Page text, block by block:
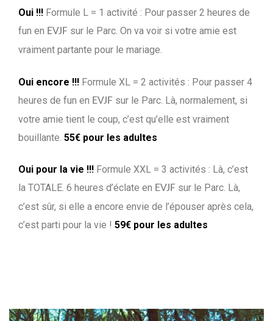
Oui !!! Formule L = 1 activité : Pour passer 2 heures de
fun en EVJF sur le Parc. On va voir si votre amie est
vraiment partante pour le mariage.
Oui encore !!! Formule XL = 2 activités : Pour passer 4
heures de fun en EVJF sur le Parc. Là, normalement, si
votre amie tient le coup, c’est qu’elle est vraiment
bouillante. 55€ pour les adultes
Oui pour la vie !!! Formule XXL = 3 activités : Là, c’est
la TOTALE. 6 heures d’éclate en EVJF sur le Parc. Là,
c’est sûr, si elle a encore envie de l’épouser après cela,
c’est parti pour la vie ! 59€ pour les adultes